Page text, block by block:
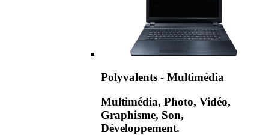
Polyvalents - Multimédia
Multimédia, Photo, Vidéo,
Graphisme, Son,
Développement.